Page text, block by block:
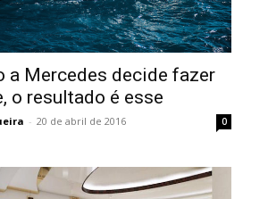
a Mercedes decide fazer
o resultado é esse
- 20 de abril de 2016 0